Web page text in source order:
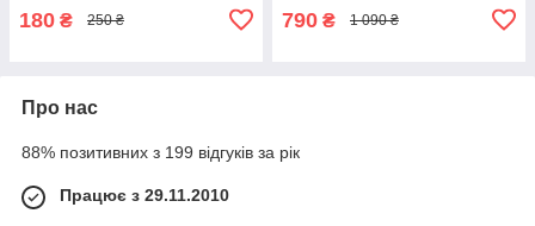
180 ₴ 250 ₴ 790 ₴ 1 090 ₴
Про нас
88% позитивних з 199 відгуків за рік
Працює з 29.11.2010